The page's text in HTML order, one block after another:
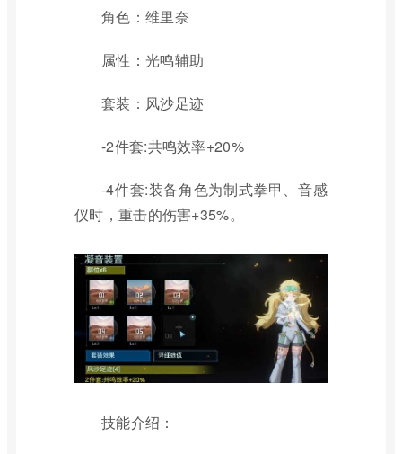
角色：维里奈
属性：光鸣辅助
套装：风沙足迹
-2件套:共鸣效率+20%
-4件套:装备角色为制式拳甲、音感
仪时，重击的伤害+35%。
技能介绍：